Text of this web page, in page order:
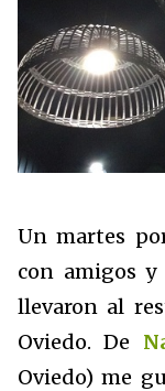
Un martes
con amigos
llevaron al
Oviedo. De
Oviedo) me